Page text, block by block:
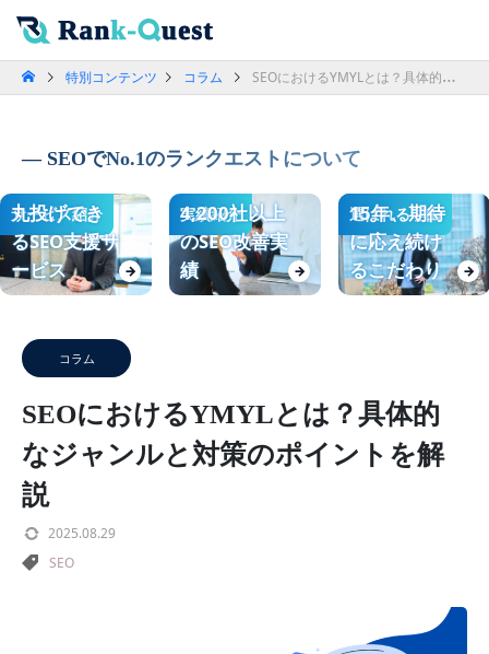
特別コンテンツ コラム SEOにおけるYMYLとは？具体的なジャンルと対策のポイントを解説
SEOでNo.1のランクエストについて
サービス紹介
丸投げでき
るSEO支援サ
ービス
→
実績紹介
4,200社以上
のSEO改善実
績
→
選ばれる理由
15年、期待
に応え続け
るこだわり
→
コラム
SEOにおけるYMYLとは？具体的
なジャンルと対策のポイントを解
説
2025.08.29
SEO